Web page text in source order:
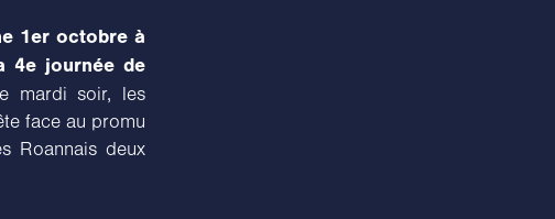
1er octobre à
4e journée de
mardi soir, les
face au promu
Roannais deux